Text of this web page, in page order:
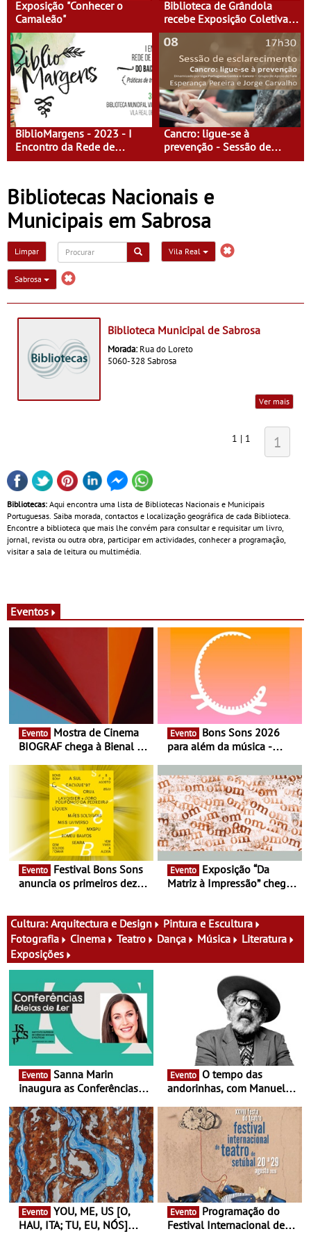
Exposição "Conhecer o
Camaleão"
Biblioteca de Grândola
recebe Exposição Coletiva
de Escultura da Faculdade
de Belas-Artes - “360º
around sculpture”
BiblioMargens - 2023 - I
Encontro da Rede de
Bibliotecas do Baixo
Cancro: ligue-se à
prevenção - Sessão de
Esclarecimento
Bibliotecas Nacionais e
Municipais em Sabrosa
Limpar Vila Real
Sabrosa
Biblioteca Municipal de Sabrosa
Morada: Rua do Loreto
5060-328 Sabrosa
Ver mais
1 | 1 1
Bibliotecas: Aqui encontra uma lista de Bibliotecas Nacionais e Municipais
Portuguesas. Saiba morada, contactos e localização geográfica de cada Biblioteca.
Encontre a biblioteca que mais lhe convém para consultar e requisitar um livro,
jornal, revista ou outra obra, participar em actividades, conhecer a programação,
visitar a sala de leitura ou multimédia.
Eventos
Evento
BIOGRAF chega à Bienal de
Documentário, ensaio
fílmico e práticas artísticas
Evento
para além da música -
percursos, oficinas,
atividades para toda a
família e muito mais
Evento
anuncia os primeiros dez
Evento
Matriz à Impressão” chega
nova exposição do Museu
do Oriente prova-o
Cultura: Arquitectura e Design
Pintura e Escultura
Fotografia
Cinema Teatro Dança Música
Literatura
Exposições
Evento
inaugura as Conferências
Antiga primeira-ministra da
Finlândia é a convidada da
primeira edição do novo
ciclo de debates dedicado
aos grandes temas do
nosso tempo
Evento
andorinhas, com Manuel
Atum - Concerto
performance na MAAT
Gallery a 3 de Setembro,
19:30
Evento
HAU, ITA; TU, EU, NÓS]
Evento
Festival Internacional de